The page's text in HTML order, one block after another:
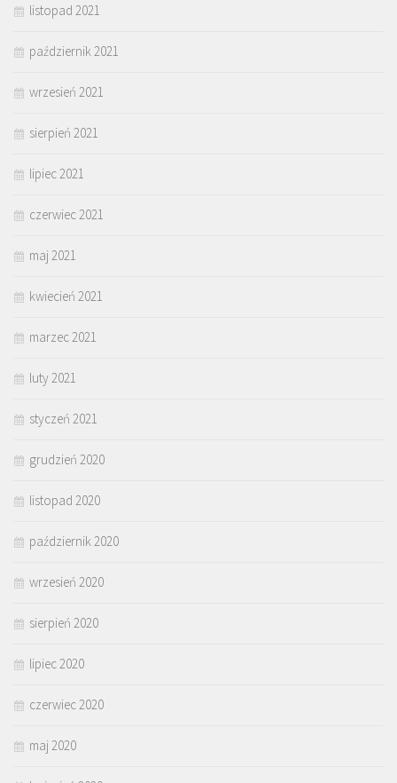
listopad 2021
październik 2021
wrzesień 2021
sierpień 2021
lipiec 2021
czerwiec 2021
maj 2021
kwiecień 2021
marzec 2021
luty 2021
styczeń 2021
grudzień 2020
listopad 2020
październik 2020
wrzesień 2020
sierpień 2020
lipiec 2020
czerwiec 2020
maj 2020